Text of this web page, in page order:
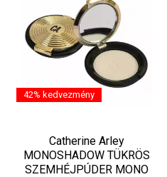
42% kedvezmény
Catherine Arley
MONOSHADOW TÜKRÖS
SZEMHÉJPÚDER MONO